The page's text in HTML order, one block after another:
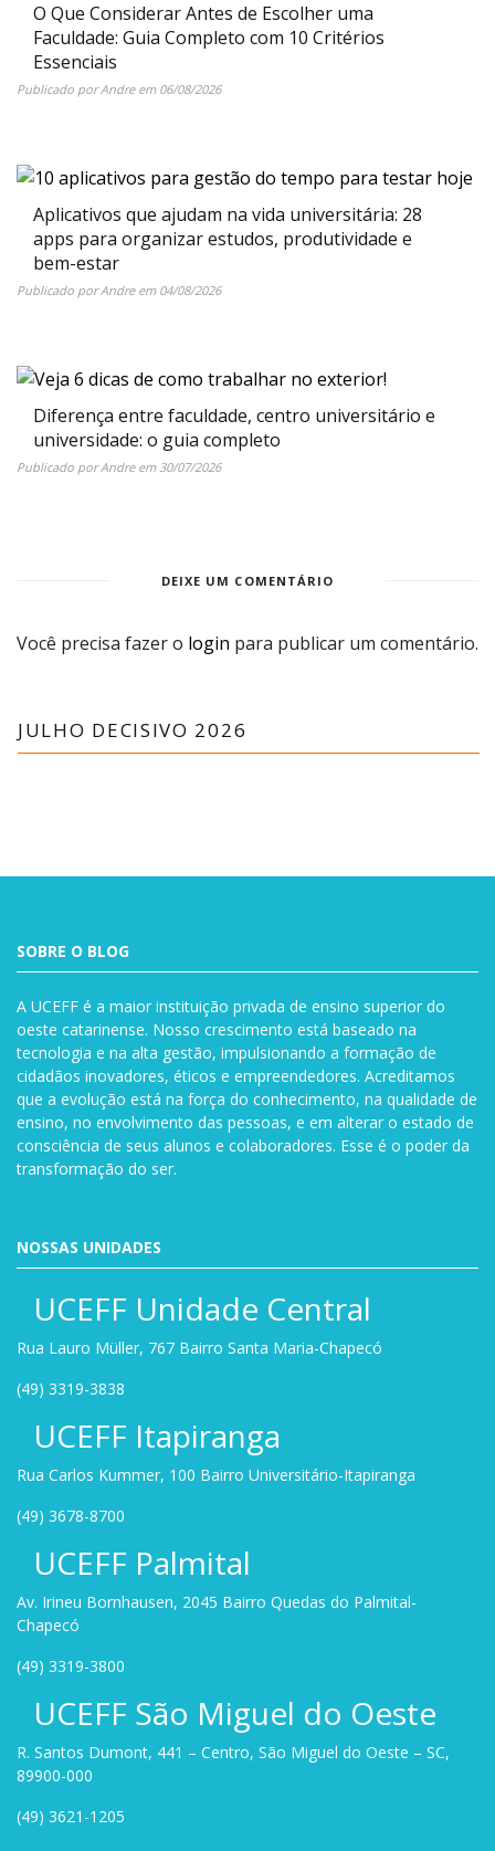
O Que Considerar Antes de Escolher uma
Faculdade: Guia Completo com 10 Critérios
Essenciais
Publicado porAndreem 06/08/2026
Aplicativos que ajudam na vida universitária: 28
apps para organizar estudos, produtividade e
bem-estar
Publicado porAndreem 04/08/2026
Diferença entre faculdade, centro universitário e
universidade: o guia completo
Publicado porAndreem 30/07/2026
DEIXE UM COMENTÁRIO
Você precisa fazer o login para publicar um comentário.
JULHO DECISIVO 2026
SOBRE O BLOG
A UCEFF é a maior instituição privada de ensino superior do
oeste catarinense. Nosso crescimento está baseado na
tecnologia e na alta gestão, impulsionando a formação de
cidadãos inovadores, éticos e empreendedores. Acreditamos
que a evolução está na força do conhecimento, na qualidade de
ensino, no envolvimento das pessoas, e em alterar o estado de
consciência de seus alunos e colaboradores. Esse é o poder da
transformação do ser.
NOSSAS UNIDADES
UCEFF Unidade Central
Rua Lauro Müller, 767 Bairro Santa Maria-Chapecó
(49) 3319-3838
UCEFF Itapiranga
Rua Carlos Kummer, 100 Bairro Universitário-Itapiranga
(49) 3678-8700
UCEFF Palmital
Av. Irineu Bornhausen, 2045 Bairro Quedas do Palmital-
Chapecó
(49) 3319-3800
UCEFF São Miguel do Oeste
R. Santos Dumont, 441 – Centro, São Miguel do Oeste – SC,
89900-000
(49) 3621-1205